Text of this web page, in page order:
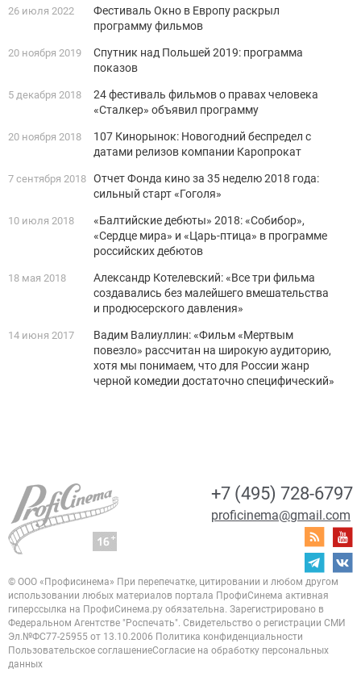
26 июля 2022
Фестиваль Окно в Европу раскрыл
программу фильмов
20 ноября 2019
Спутник над Польшей 2019: программа
показов
5 декабря 2018
24 фестиваль фильмов о правах человека
«Сталкер» объявил программу
20 ноября 2018
107 Кинорынок: Новогодний беспредел с
датами релизов компании Каропрокат
7 сентября 2018 Отчет Фонда кино за 35 неделю 2018 года:
сильный старт «Гоголя»
10 июля 2018
«Балтийские дебюты» 2018: «Собибор»,
«Сердце мира» и «Царь-птица» в программе
российских дебютов
18 мая 2018
Александр Котелевский: «Все три фильма
создавались без малейшего вмешательства
и продюсерского давления»
14 июня 2017
Вадим Валиуллин: «Фильм «Мертвым
повезло» рассчитан на широкую аудиторию,
хотя мы понимаем, что для России жанр
черной комедии достаточно специфический»
+7 (495) 728-6797
proficinema@gmail.com
© ООО «Профисинема» При перепечатке, цитировании и любом другом
использовании любых материалов портала ПрофиСинема активная
гиперссылка на ПрофиСинема.ру обязательна. Зарегистрировано в
Федеральном Агентстве "Роспечать". Свидетельство о регистрации СМИ
Эл.№ФС77-25955 от 13.10.2006 Политика конфиденциальности
Пользовательское соглашениеСогласие на обработку персональных
данных